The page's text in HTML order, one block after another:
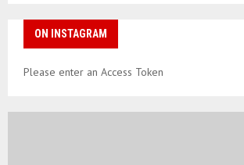
ON INSTAGRAM
Please enter an Access Token